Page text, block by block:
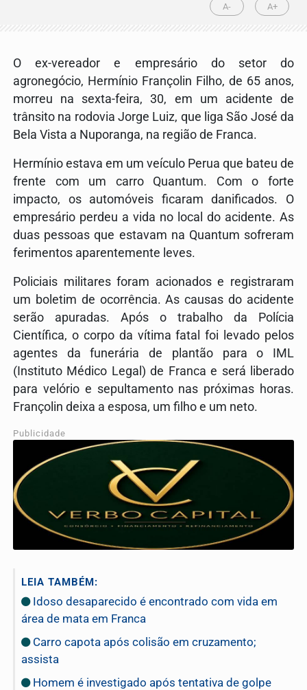
A- A+
O ex-vereador e empresário do setor do
agronegócio, Hermínio Françolin Filho, de 65 anos,
morreu na sexta-feira, 30, em um acidente de
trânsito na rodovia Jorge Luiz, que liga São José da
Bela Vista a Nuporanga, na região de Franca.
Hermínio estava em um veículo Perua que bateu de
frente com um carro Quantum. Com o forte
impacto, os automóveis ficaram danificados. O
empresário perdeu a vida no local do acidente. As
duas pessoas que estavam na Quantum sofreram
ferimentos aparentemente leves.
Policiais militares foram acionados e registraram
um boletim de ocorrência. As causas do acidente
serão apuradas. Após o trabalho da Polícia
Científica, o corpo da vítima fatal foi levado pelos
agentes da funerária de plantão para o IML
(Instituto Médico Legal) de Franca e será liberado
para velório e sepultamento nas próximas horas.
Françolin deixa a esposa, um filho e um neto.
Publicidade
LEIA TAMBÉM:
Idoso desaparecido é encontrado com vida em
área de mata em Franca
Carro capota após colisão em cruzamento;
assista
Homem é investigado após tentativa de golpe